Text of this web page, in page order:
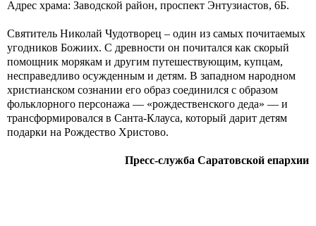
Адрес храма: Заводской район, проспект Энтузиастов, 6Б.
Святитель Николай Чудотворец – один из самых почитаемых
угодников Божиих. С древности он почитался как скорый
помощник морякам и другим путешествующим, купцам,
несправедливо осужденным и детям. В западном народном
христианском сознании его образ соединился с образом
фольклорного персонажа — «рождественского деда» — и
трансформировался в Санта-Клауса, который дарит детям
подарки на Рождество Христово.
Пресс-служба Саратовской епархии